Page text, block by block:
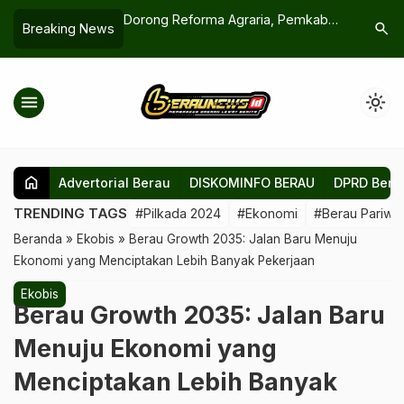
Breaking News
Agraria, Pemkab
ASN Profesional di
Tanpa Penangkaran, Setiap Buaya
Dikembalikan ke Alam Liar
search
menu light_mode
home Advertorial Berau DISKOMINFO BERAU DPRD
TRENDING TAGS #Pilkada 2024 #Ekonomi #Berau
Beranda » Ekobis » Berau Growth 2035: Jalan Baru Menuju
Ekonomi yang Menciptakan Lebih Banyak Pekerjaan
Ekobis
Berau Growth 2035: Jalan Baru
Menuju Ekonomi yang
Menciptakan Lebih Banyak